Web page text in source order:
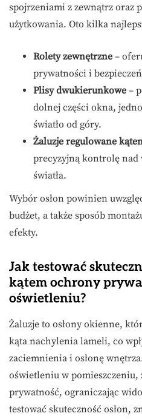
spojrzeniami z zewnątrz oraz
użytkowania. Oto kilka
Rolety zewnętrzne –
prywatności i
Plisy dwukierunkowe –
dolnej części okna,
światło od góry.
Żaluzje regulowane
precyzyjną kontrolę nad
światła.
Wybór osłon powinien
budżet, a także sposób
efekty.
Jak testować
kątem ochrony
oświetleniu?
Żaluzje to osłony okienne,
kąta nachylenia lameli, co
zaciemnienia i osłonę
oświetleniu w pomieszczeniu,
prywatność, ograniczając
testować skuteczność osłon,